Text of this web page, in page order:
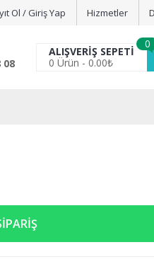
Ol / Giriş Yap Hizmetler
08
0
ALIŞVERIŞ SEPETI
0 Ürün - 0.00₺